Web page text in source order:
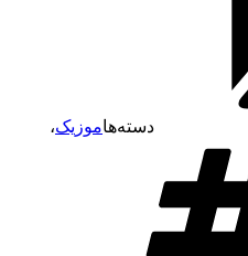
دسته‌هاموزیک،